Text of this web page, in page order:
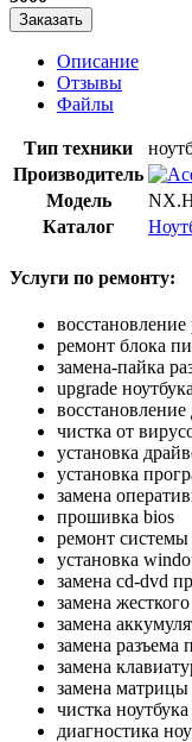
Заказать
Описание
Отзывы
Файлы
Тип техники
Производитель
Модель
Каталог
Услуги по ремонту:
ремонт блока
замена-пайка
upgrade ноутбука
чистка от
установка
установка
замена
прошивка bios
ремонт
установка
замена cd-dvd
замена
замена
замена разъема
замена
замена матрицы
чистка
диагностика